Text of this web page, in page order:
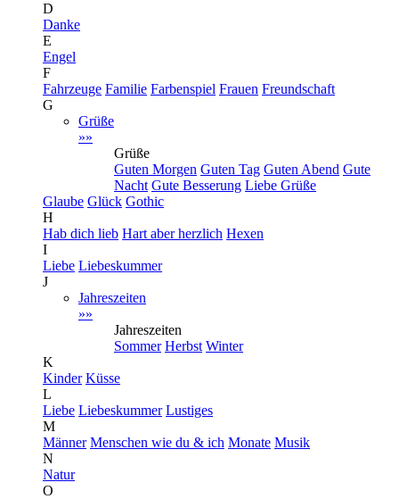
D
Danke
E
Engel
F
Fahrzeuge Familie Farbenspiel Frauen Freundschaft
G
Grüße
»»
Grüße
Guten Morgen Guten Tag Guten Abend Gute
Nacht Gute Besserung Liebe Grüße
Glaube Glück Gothic
H
Hab dich lieb Hart aber herzlich Hexen
I
Liebe Liebeskummer
J
Jahreszeiten
»»
Jahreszeiten
Sommer Herbst Winter
K
Kinder Küsse
L
Liebe Liebeskummer Lustiges
M
Männer Menschen wie du & ich Monate Musik
N
Natur
O